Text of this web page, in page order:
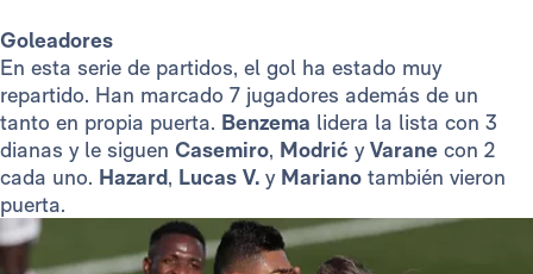
Goleadores
En esta serie de partidos, el gol ha estado muy
repartido. Han marcado 7 jugadores además de un
tanto en propia puerta. Benzema lidera la lista con 3
dianas y le siguen Casemiro, Modrić yVarane con 2
cada uno. Hazard, Lucas V. y Mariano también vieron
puerta.